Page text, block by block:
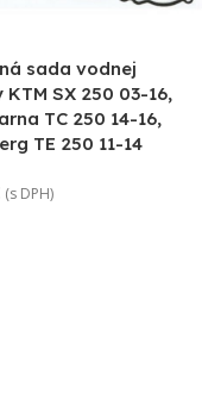
sada vodnej
KTM SX 250 03-16,
TC 250 14-16,
TE 250 11-14
(s DPH)